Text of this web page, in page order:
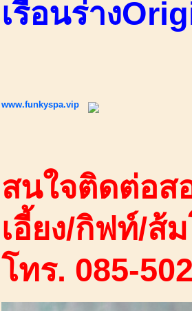
เรือนร่าง
www.funkyspa.vip
สนใจติดต่อส
เอี้ยง/กิฟท์/ส้
โทร. 085-